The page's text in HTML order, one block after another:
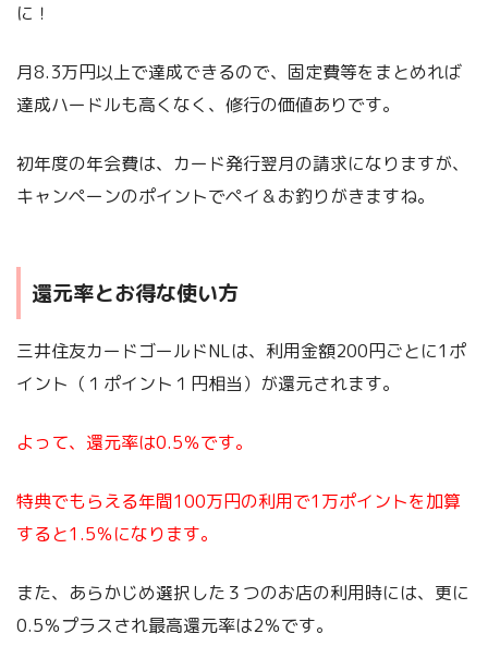
に！
月8.3万円以上で達成できるので、固定費等をまとめれば
達成ハードルも高くなく、修行の価値ありです。
初年度の年会費は、カード発行翌月の請求になりますが、
キャンペーンのポイントでペイ＆お釣りがきますね。
還元率とお得な使い方
三井住友カードゴールドNLは、利用金額200円ごとに1ポ
イント（１ポイント１円相当）が還元されます。
よって、還元率は0.5％です。
特典でもらえる年間100万円の利用で1万ポイントを加算
すると1.5％になります。
また、あらかじめ選択した３つのお店の利用時には、更に
0.5％プラスされ最高還元率は2％です。